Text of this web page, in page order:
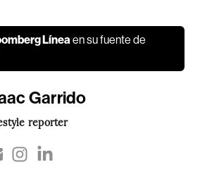
Líneaen su fuente de
Garrido
reporter